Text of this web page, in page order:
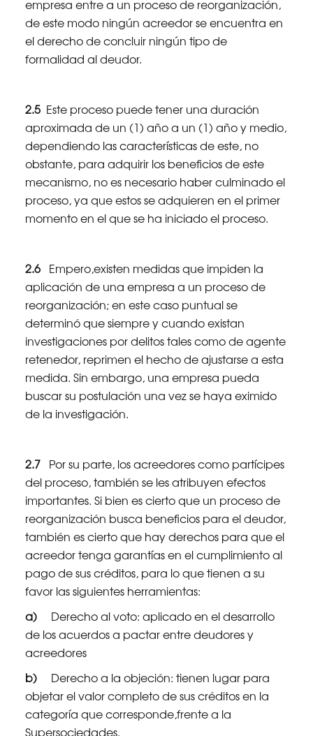
empresa entre a un proceso de reorganización,
de este modo ningún acreedor se encuentra en
el derecho de concluir ningún tipo de
formalidad al deudor.
2.5 Este proceso puede tener una duración
aproximada de un (1) año a un (1) año y medio,
dependiendo las características de este, no
obstante, para adquirir los beneficios de este
mecanismo, no es necesario haber culminado el
proceso, ya que estos se adquieren en el primer
momento en el que se ha iniciado el proceso.
2.6 Empero,existen medidas que impiden la
aplicación de una empresa a un proceso de
reorganización; en este caso puntual se
determinó que siempre y cuando existan
investigaciones por delitos tales como de agente
retenedor, reprimen el hecho de ajustarse a esta
medida. Sin embargo, una empresa pueda
buscar su postulación una vez se haya eximido
de la investigación.
2.7 Por su parte, los acreedores como partícipes
del proceso, también se les atribuyen efectos
importantes. Si bien es cierto que un proceso de
reorganización busca beneficios para el deudor,
también es cierto que hay derechos para que el
acreedor tenga garantías en el cumplimiento al
pago de sus créditos, para lo que tienen a su
favor las siguientes herramientas:
a) Derecho al voto: aplicado en el desarrollo
de los acuerdos a pactar entre deudores y
acreedores
b) Derecho a la objeción: tienen lugar para
objetar el valor completo de sus créditos en la
categoría que corresponde,frente a la
Supersociedades.